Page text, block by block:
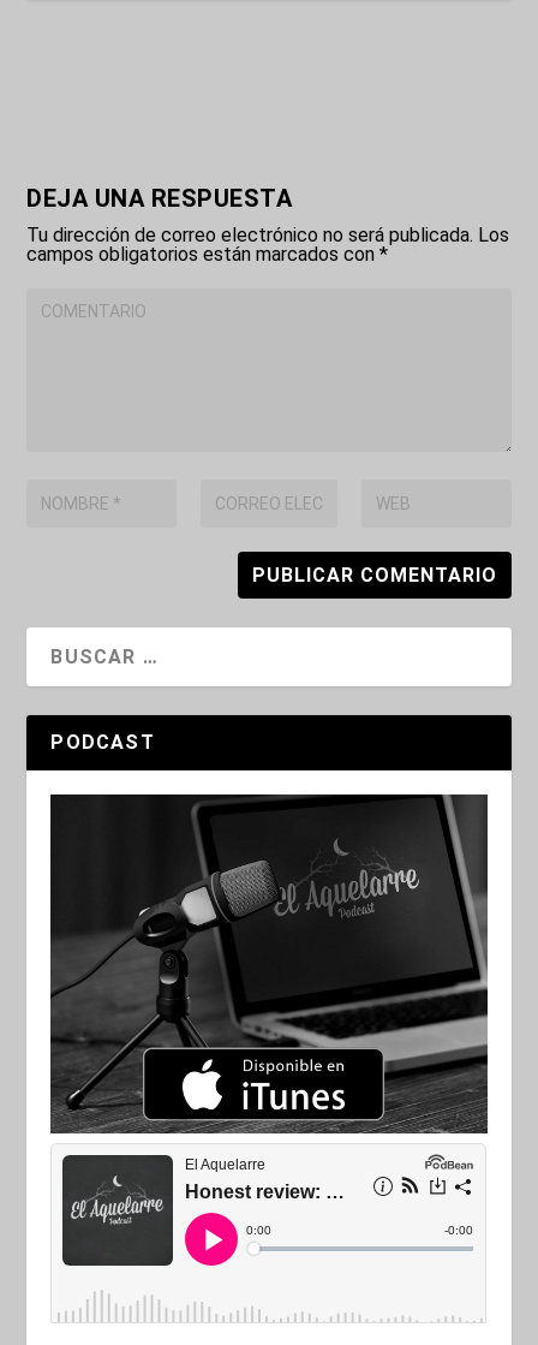
DEJA UNA RESPUESTA
Tu dirección de correo electrónico no será publicada. Los
campos obligatorios están marcados con*
PODCAST